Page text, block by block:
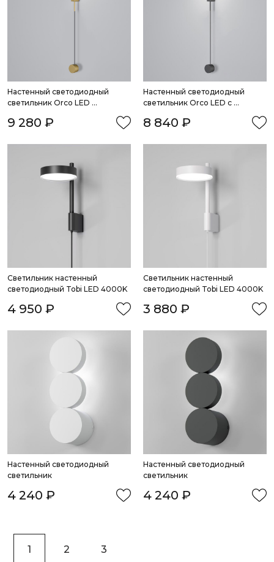
Настенный светодиодный
светильник Orco LED
9 280 ₽
Настенный светодиодный
светильник Orco LED с
8 840 ₽
Светильник настенный
светодиодный Tobi LED 4000K
4 950 ₽
Светильник настенный
светодиодный Tobi LED 4000K
3 880 ₽
Настенный светодиодный
светильник
4 240 ₽
Настенный светодиодный
светильник
4 240 ₽
1 2 3